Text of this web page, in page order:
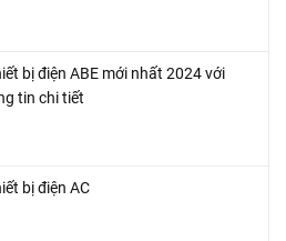
bị điện ABE mới nhất 2024 với
tin chi tiết
bị điện AC